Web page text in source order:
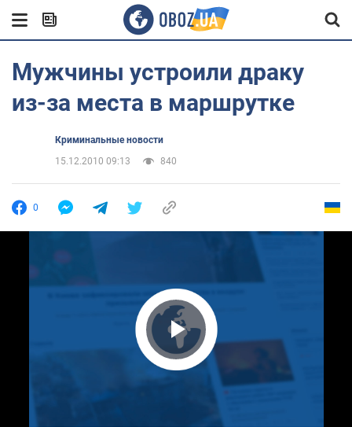
Мужчины устроили драку
из-за места в маршрутке
Криминальные новости
15.12.2010 09:13
840
0
Play Video